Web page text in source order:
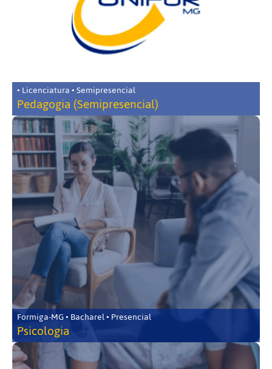
• Licenciatura • Semipresencial
Pedagogia (Semipresencial)
Formiga-MG • Bacharel • Presencial
Psicologia